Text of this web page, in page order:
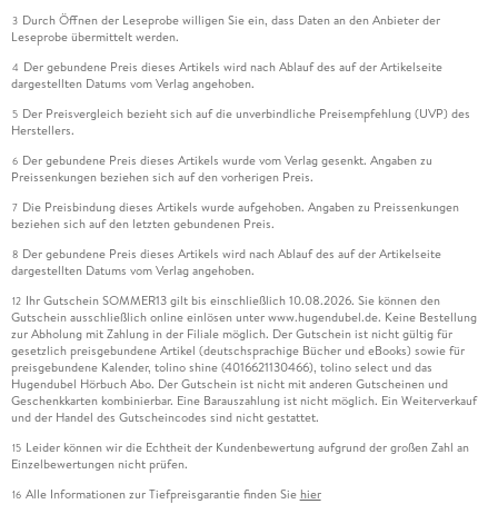
3 Durch Öffnen der Leseprobe willigen Sie ein, dass Daten an den Anbieter der
Leseprobe übermittelt werden.
4 Der gebundene Preis dieses Artikels wird nach Ablauf des auf der Artikelseite
dargestellten Datums vom Verlag angehoben.
5 Der Preisvergleich bezieht sich auf die unverbindliche Preisempfehlung (UVP) des
Herstellers.
6 Der gebundene Preis dieses Artikels wurde vom Verlag gesenkt. Angaben zu
Preissenkungen beziehen sich auf den vorherigen Preis.
7 Die Preisbindung dieses Artikels wurde aufgehoben. Angaben zu Preissenkungen
beziehen sich auf den letzten gebundenen Preis.
8 Der gebundene Preis dieses Artikels wird nach Ablauf des auf der Artikelseite
dargestellten Datums vom Verlag angehoben.
12 Ihr Gutschein SOMMER13 gilt bis einschließlich 10.08.2026. Sie können den
Gutschein ausschließlich online einlösen unter www.hugendubel.de. Keine Bestellung
zur Abholung mit Zahlung in der Filiale möglich. Der Gutschein ist nicht gültig für
gesetzlich preisgebundene Artikel (deutschsprachige Bücher und eBooks) sowie für
preisgebundene Kalender, tolino shine (4016621130466), tolino select und das
Hugendubel Hörbuch Abo. Der Gutschein ist nicht mit anderen Gutscheinen und
Geschenkkarten kombinierbar. Eine Barauszahlung ist nicht möglich. Ein Weiterverkauf
und der Handel des Gutscheincodes sind nicht gestattet.
15 Leider können wir die Echtheit der Kundenbewertung aufgrund der großen Zahl an
Einzelbewertungen nicht prüfen.
16 Alle Informationen zur Tiefpreisgarantie finden Sie hier